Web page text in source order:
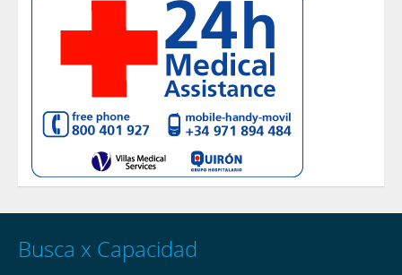
Busca x Capacidad